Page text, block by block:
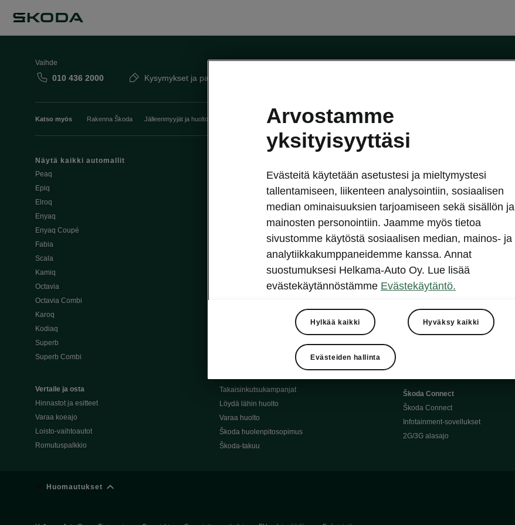
Vaihde
010 436 2000 Kysymykset ja palaute
Katso myös Rakenna Škoda Jälleenmyyjät ja huolto Heti vapaat Škoda-mallit Käyttöohjeet Škoda Shop
Näytä kaikki automallit
Peaq
Epiq
Elroq
Enyaq
Enyaq Coupé
Fabia
Scala
Kamiq
Octavia
Octavia Combi
Karoq
Kodiaq
Superb
Superb Combi
Vertaile ja osta
Hinnastot ja esitteet
Varaa koeajo
Loisto-vaihtoautot
Romutuspalkkio
Osta Škoda verkossa
Škoda Yksityisleasing
Škodan Vakuutus
Škoda 4×4 -mallit
Škoda-katumaasturimallit
Alkuperäiset Škoda-varaosat
Alkuperäiset Škoda-moottoriöljyt
Takaisinkutsukampanjat
Löydä lähin huolto
Varaa huolto
Škoda huolenpitosopimus
Škoda-takuu
Avustinjärjestelmät
Sähköautot ja hybridit
Sähköautot ja hybridit
Ladattavat hybridit
Vinkkejä sähköautoiluun
Ajoakku ja turvallisuus
Ohjelmiston päivitys
Kotilataus
Latauspisteet kartalla
Škoda Connect
Škoda Connect
Infotainment-sovellukset
2G/3G alasajo
Huomautukset
Arvostamme
yksityisyyttäsi
Evästeitä käytetään asetustesi ja mieltymystesi
tallentamiseen, liikenteen analysointiin, sosiaalisen
median ominaisuuksien tarjoamiseen sekä sisällön ja
mainosten personointiin. Jaamme myös tietoa
sivustomme käytöstä sosiaalisen median, mainos- ja
analytiikkakumppaneidemme kanssa. Annat
suostumuksesi Helkama-Auto Oy. Lue lisää
evästekäytännöstämme Evästekäytäntö.
Hylkää kaikki Hyväksy kaikki
Evästeiden hallinta